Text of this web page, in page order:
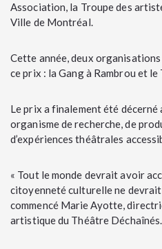
Association, la Troupe des
Ville de Montréal.
Cette année, deux
ce prix : la Gang à Rambrou et
Le prix a finalement été décerné
organisme de recherche, de
d’expériences théâtrales
« Tout le monde devrait avoir
citoyenneté culturelle ne devrait
commencé Marie Ayotte,
artistique du Théâtre Déchaînés.